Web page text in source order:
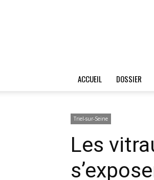
ACCUEIL DOSSIER
Triel-sur-Seine
Les